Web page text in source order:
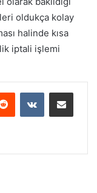
oldukça kolay
halinde kısa
iptali işlemi
Reddit VKontakteE-Posta ile paylaş